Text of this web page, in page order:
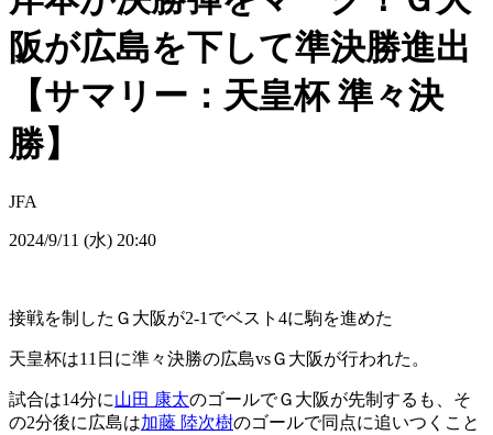
阪が広島を下して準決勝進出
【サマリー：天皇杯 準々決
勝】
JFA
2024/9/11 (水) 20:40
接戦を制したＧ大阪が2-1でベスト4に駒を進めた
天皇杯は11日に準々決勝の広島vsＧ大阪が行われた。
試合は14分に山田 康太のゴールでＧ大阪が先制するも、そ
の2分後に広島は加藤 陸次樹のゴールで同点に追いつくこと